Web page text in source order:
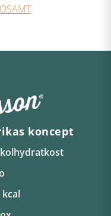
koncept
kcal